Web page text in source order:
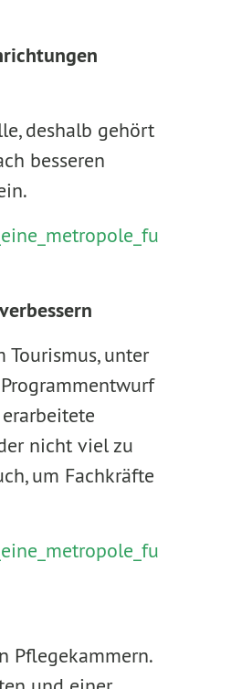
deshalb gehört
besseren
unter
nicht viel zu
um Fachkräfte
Pflegekammern.